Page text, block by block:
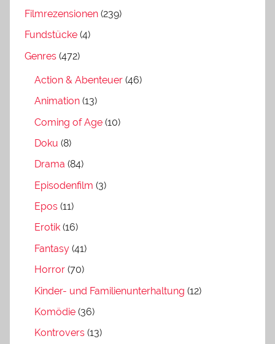
Filmrezensionen (239)
Fundstücke (4)
Genres (472)
Action & Abenteuer (46)
Animation (13)
Coming of Age (10)
Doku (8)
Drama (84)
Episodenfilm (3)
Epos (11)
Erotik (16)
Fantasy (41)
Horror (70)
Kinder- und Familienunterhaltung (12)
Komödie (36)
Kontrovers (13)